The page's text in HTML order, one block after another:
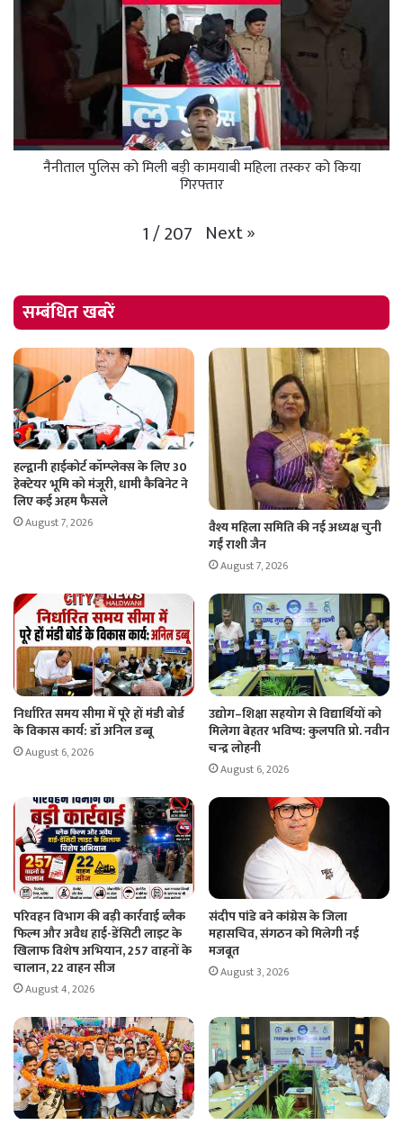
नैनीताल पुलिस को मिली बड़ी कामयाबी महिला तस्कर को किया
गिरफ्तार
1/207 Next»
सम्बंधित खबरें
हल्द्वानी हाईकोर्ट कॉम्प्लेक्स के लिए 30
हेक्टेयर भूमि को मंजूरी, धामी कैबिनेट ने
लिए कई अहम फैसले
August 7, 2026
वैश्य महिला समिति की नई अध्यक्ष चुनी
गईं राशी जैन
August 7, 2026
निर्धारित समय सीमा में पूरे हों मंडी बोर्ड
के विकास कार्य: डॉ अनिल डब्बू
August 6, 2026
उद्योग–शिक्षा सहयोग से विद्यार्थियों को
मिलेगा बेहतर भविष्य: कुलपति प्रो. नवीन
चन्द्र लोहनी
August 6, 2026
परिवहन विभाग की बड़ी कार्रवाई ब्लैक
फिल्म और अवैध हाई-डेंसिटी लाइट के
खिलाफ विशेष अभियान, 257 वाहनों के
चालान, 22 वाहन सीज
August 4, 2026
संदीप पांडे बने कांग्रेस के जिला
महासचिव, संगठन को मिलेगी नई
मजबूत
August 3, 2026